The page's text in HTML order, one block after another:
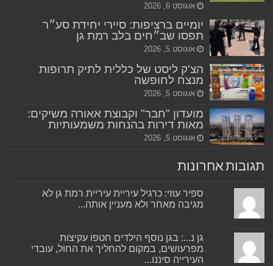
אוגוסט 6, 2026
יומיים ברציפות: סיירי יחידת סע״ר
תפסו שב״חים בלב רמת גן
אוגוסט 5, 2026
הצ'ק ליסט של כללית לתיק תרופות
מנצח לחופשה
אוגוסט 5, 2026
מועדון "חבר" וקבוצת אאורה משיקים:
מאות דירות בהנחות משמעותיות
אוגוסט 5, 2026
תגובות אחרונות
ספיר עוזי: כרגיל עיריית עיריית רמת גן לא
מגיבה מאחר ולא מעניין אותה...
גן נ...: בגן נוסף הילדים חטפו עקיצות
מפרעושים, במקום להחליך את החול, עובדי
העירייה סיננו...